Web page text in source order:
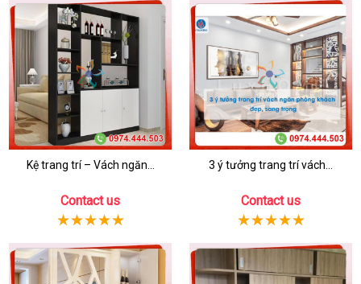
Kệ trang trí – Vách ngăn...
Contact us
3 ý tưởng trang trí vách...
Contact us